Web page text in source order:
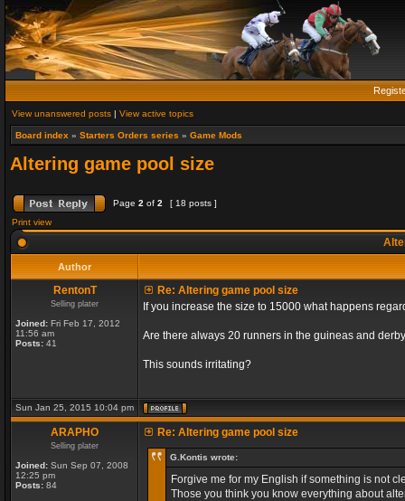
View unanswered posts | View active topics
Board index » Starters Orders series » Game Mods
Altering game pool size
Page 2 of 2
[ 18 posts ]
Print view
Author
RentonT
Selling plater
Joined: Fri Feb 17, 2012
11:56 am
Posts: 41
Re: Altering game pool size
If you increase the size to 15000 what happens
Are there always 20 runners in the guineas and
This sounds irritating?
Sun Jan 25, 2015 10:04 pm
ARAPHO
Selling plater
Joined: Sun Sep 07, 2008
12:25 pm
Posts: 84
Re: Altering game pool size
G.Kontis wrote:
Forgive me for my English if something is not
Those you think you know everything about